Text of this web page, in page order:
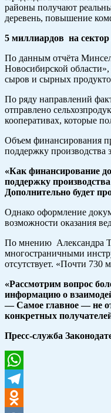
районы получают
деревень, повышение
5 миллиардов на
По данным отчёта
Новосибирской
сыров и сырных
По ряду направлений
отправлено
кооперативах, которые
Объем финансирования
поддержку производства
«Как финансирование
поддержку
Дополнительно будет
Однако оформление
возможности оказания
По мнению Александра
многостраничными
отсутствует. «Почти
«Рассмотрим вопрос
информацию о
— Самое главное — не
конкретных
Пресс-служба
WhatsApp
Telegram